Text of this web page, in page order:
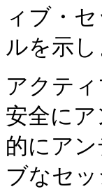
ィブ・
ルを示し
アクテ
安全に
的にア
ブなセ